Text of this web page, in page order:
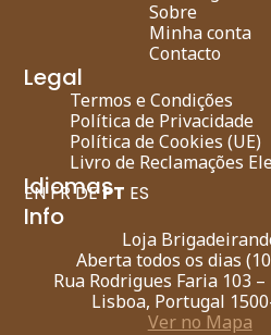
Sobre
Minha conta
Contacto
Legal
Termos e Condições
Política de Privacidade
Política de Cookies (UE)
Livro de Reclamações
Idiomas
EN FR DEPT ES
Info
Loja
Aberta todos os dias
Rua Rodrigues Faria 103 –
Lisboa, Portugal
Ver no Mapa